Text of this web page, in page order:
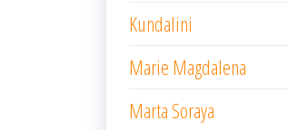
Kundalini
Marie Magdalena
Marta Soraya